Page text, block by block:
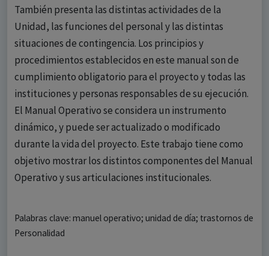
También presenta las distintas actividades de la
Unidad, las funciones del personal y las distintas
situaciones de contingencia. Los principios y
procedimientos establecidos en este manual son de
cumplimiento obligatorio para el proyecto y todas las
instituciones y personas responsables de su ejecución.
El Manual Operativo se considera un instrumento
dinámico, y puede ser actualizado o modificado
durante la vida del proyecto. Este trabajo tiene como
objetivo mostrar los distintos componentes del Manual
Operativo y sus articulaciones institucionales.
Palabras clave: manuel operativo; unidad de día; trastornos de
Personalidad